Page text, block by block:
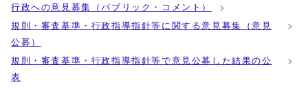
行政への意見募集（パブリック・コメント）
規則・審査基準・行政指導指針等に関する意見募集（意見
公募）
規則・審査基準・行政指導指針等で意見公募した結果の公
表